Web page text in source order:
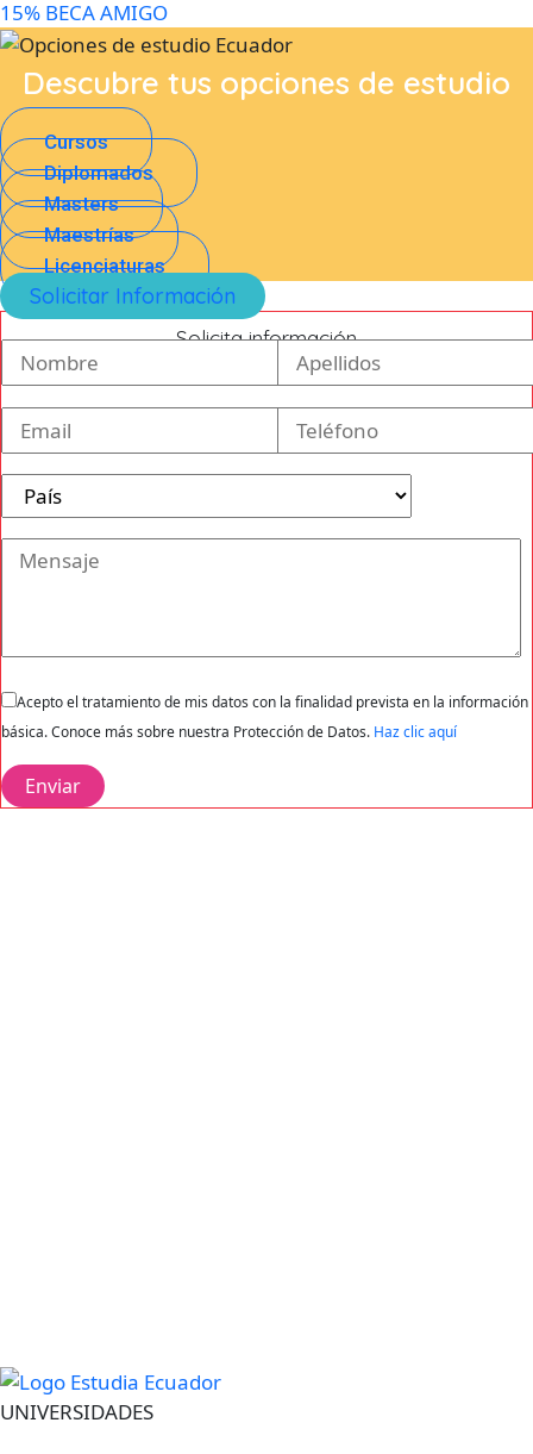
15% BECA AMIGO
Descubre tus opciones de estudio
Cursos
Diplomados
Masters
Maestrías
Licenciaturas
Solicitar Información
Solicita información
Acepto el tratamiento de mis datos con la finalidad prevista en la información
básica. Conoce más sobre nuestra Protección de Datos. Haz clic aquí
UNIVERSIDADES